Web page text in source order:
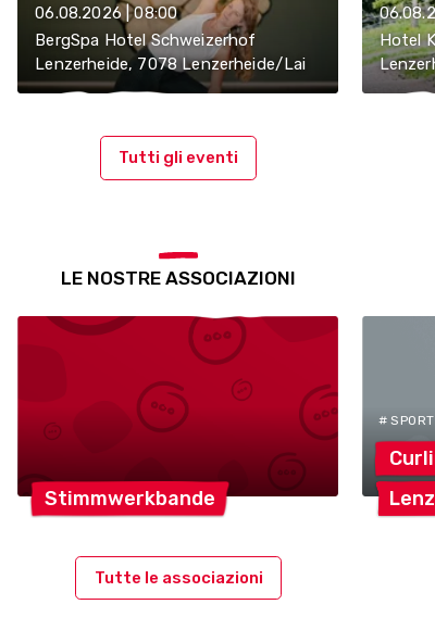
06.08.2026 | 08:00
BergSpa Hotel Schweizerhof
Lenzerheide, 7078 Lenzerheide/Lai
Hotel
Tutti gli eventi
LE NOSTRE ASSOCIAZIONI
Stimmwerkbande
# SPORT
Tutte le associazioni